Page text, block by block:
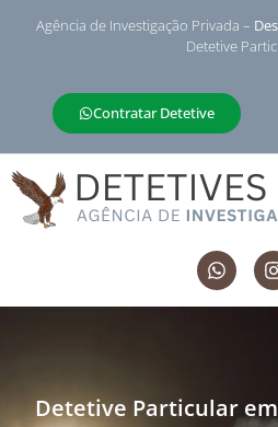
Agência de Investigação Privada –
Detetive
Contratar Detetive
Detetive Particular em